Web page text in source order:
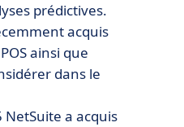
prédictives.
acquis
ainsi que
dans le
NetSuite a acquis